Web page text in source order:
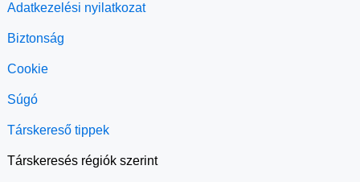
Adatkezelési nyilatkozat
Biztonság
Cookie
Súgó
Társkereső tippek
Társkeresés régiók szerint